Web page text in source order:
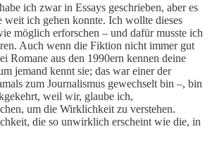
ich zwar in Essays geschrieben, aber es
weit ich gehen konnte. Ich wollte dieses
möglich erforschen – und dafür musste ich
Auch wenn die Fiktion nicht immer gut
Romane aus den 1990ern kennen deine
jemand kennt sie; das war einer der
zum Journalismus gewechselt bin –, bin
weil wir, glaube ich,
um die Wirklichkeit zu verstehen.
die so unwirklich erscheint wie die, in